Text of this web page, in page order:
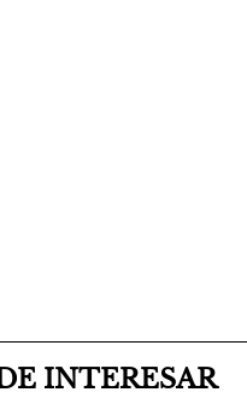
INTERESAR